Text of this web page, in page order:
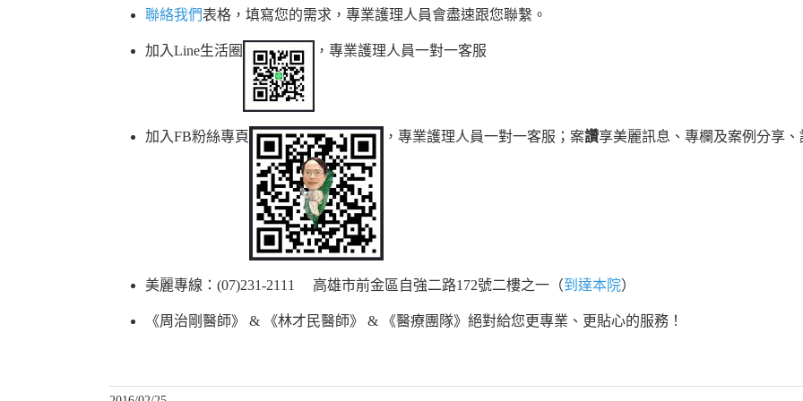
聯絡我們表格，填寫您的需求，專業護理人員會盡速跟您聯繫。
加入Line生活圈 ，專業護理人員一對一客服
加入FB粉絲專頁 ，專業護理人員一對一客服；案讚享美麗訊息、專欄及案例分享、
美麗專線：(07)231-2111 高雄市前金區自強二路172號二樓之一（到達本院）
《周治剛醫師》 & 《林才民醫師》 & 《醫療團隊》絕對給您更專業、更貼心的服務！